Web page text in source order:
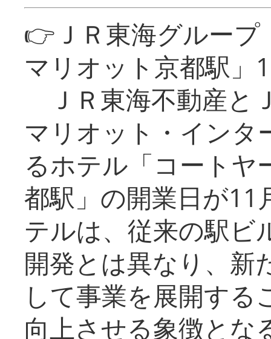
👉ＪＲ東海グルー
マリオット京都駅」
ＪＲ東海不動産と
マリオット・インタ
るホテル「コートヤ
都駅」の開業日が11
テルは、従来の駅ビ
開発とは異なり、新
して事業を展開する
向上させる象徴とな